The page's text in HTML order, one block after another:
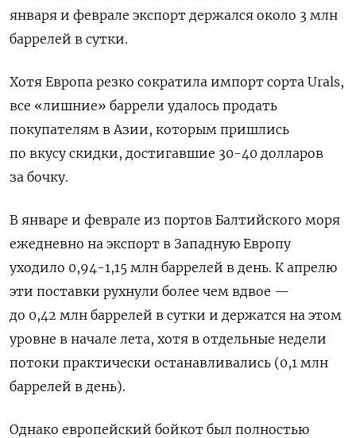
января и феврале экспорт держался около 3 млн
баррелей в сутки.
Хотя Европа резко сократила импорт сорта Urals,
все «лишние» баррели удалось продать
покупателям в Азии, которым пришлись
по вкусу скидки, достигавшие 30-40 долларов
за бочку.
В январе и феврале из портов Балтийского моря
ежедневно на экспорт в Западную Европу
уходило 0,94-1,15 млн баррелей в день. К апрелю
эти поставки рухнули более чем вдвое —
до 0,42 млн баррелей в сутки и держатся на этом
уровне в начале лета, хотя в отдельные недели
потоки практически останавливались (0,1 млн
баррелей в день).
Однако европейский бойкот был полностью